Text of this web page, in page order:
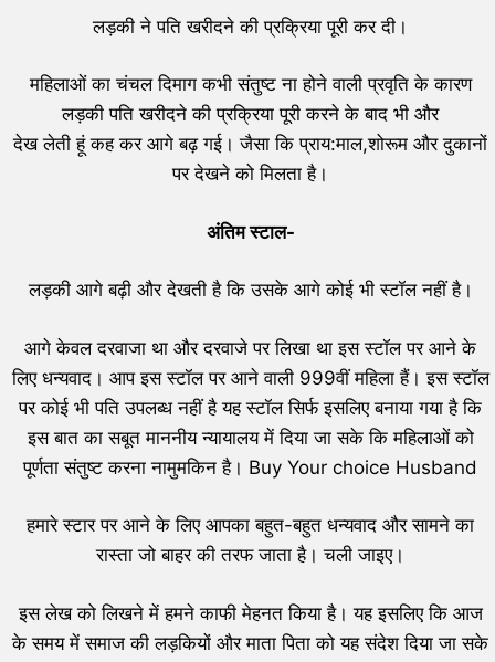
लड़की ने पति खरीदने की प्रक्रिया पूरी कर दी।
महिलाओं का चंचल दिमाग कभी संतुष्ट ना होने वाली प्रवृति के कारण
लड़की पति खरीदने की प्रक्रिया पूरी करने के बाद भी और
देख लेती हूं कह कर आगे बढ़ गई। जैसा कि प्राय:माल,शोरूम और दुकानों
पर देखने को मिलता है।
अंतिम स्टाल-
लड़की आगे बढ़ी और देखती है कि उसके आगे कोई भी स्टॉल नहीं है।
आगे केवल दरवाजा था और दरवाजे पर लिखा था इस स्टॉल पर आने के
लिए धन्यवाद। आप इस स्टॉल पर आने वाली 999वीं महिला हैं। इस स्टॉल
पर कोई भी पति उपलब्ध नहीं है यह स्टॉल सिर्फ इसलिए बनाया गया है कि
इस बात का सबूत माननीय न्यायालय में दिया जा सके कि महिलाओं को
पूर्णता संतुष्ट करना नामुमकिन है। Buy Your choice Husband
हमारे स्टार पर आने के लिए आपका बहुत-बहुत धन्यवाद और सामने का
रास्ता जो बाहर की तरफ जाता है। चली जाइए।
इस लेख को लिखने में हमने काफी मेहनत किया है। यह इसलिए कि आज
के समय में समाज की लड़कियों और माता पिता को यह संदेश दिया जा सके